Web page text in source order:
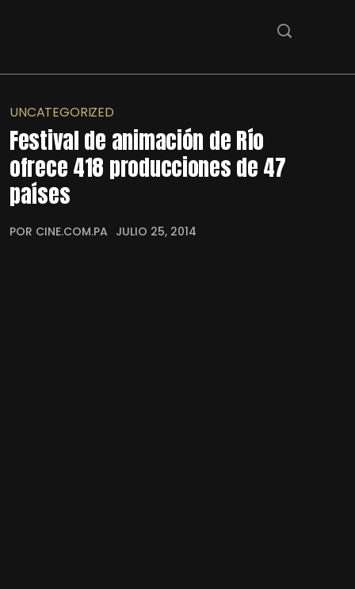
UNCATEGORIZED
Festival de animación de Río
ofrece 418 producciones de 47
países
POR CINE.COM.PA JULIO 25, 2014